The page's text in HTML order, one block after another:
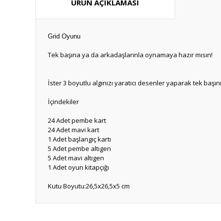
ÜRÜN AÇIKLAMASI
Grid Oyunu
Tek başına ya da arkadaşlarınla oynamaya hazır mısın!
İster 3 boyutlu algınızı yaratıcı desenler yaparak tek
İçindekiler
24 Adet pembe kart
24 Adet mavi kart
1 Adet başlangıç kartı
5 Adet pembe altıgen
5 Adet mavi altıgen
1 Adet oyun kitapçığı
Kutu Boyutu:26,5x26,5x5 cm